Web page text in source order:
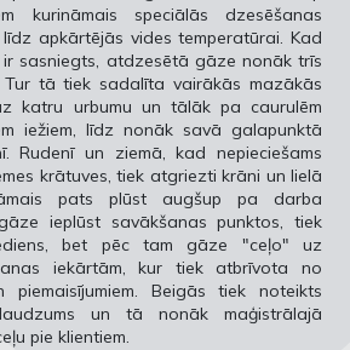
kurināmais speciālās dzesēšanas
apkārtējās vides temperatūrai. Kad
sasniegts, atdzesētā gāze nonāk trīs
Tur tā tiek sadalīta vairākās mazākās
katru urbumu un tālāk pa caurulēm
iežiem, līdz nonāk savā galapunktā
Rudenī un ziemā, kad nepieciešams
krātuves, tiek atgriezti krāni un lielā
pats plūst augšup pa darba
ieplūst savākšanas punktos, tiek
bet pēc tam gāze "ceļo" uz
iekārtām, kur tiek atbrīvota no
piemaisījumiem. Beigās tiek noteikts
un tā nonāk maģistrālajā
pie klientiem.